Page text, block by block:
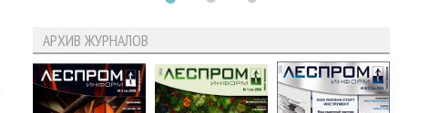
АРХИВ ЖУРНАЛОВ